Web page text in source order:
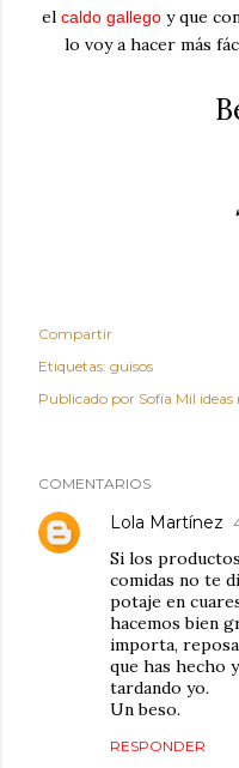
el caldo gallegoy que
lo voy a hacer más
Compartir
Etiquetas: guisos
Publicado por Sofía Mil
COMENTARIOS
Lola Martínez
Si los
comidas no te
potaje en
hacemos bien
importa,
que has hecho
tardando yo.
Un beso.
RESPONDER